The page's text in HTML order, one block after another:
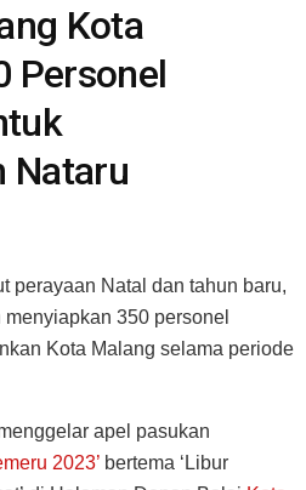
Kota
Personel
Nataru
perayaan Natal dan tahun baru,
menyiapkan 350 personel
Kota Malang selama periode
apel pasukan
2023’ bertema ‘Libur